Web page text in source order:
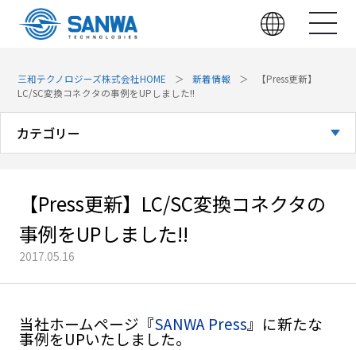
三和テクノロジーズ株式会社HOME 新着情報
【Press更新】
LC/SC変換コネクタの事例をUPしました!!
カテゴリー
お知らせ
展示会
【Press更新】LC/SC変換コネクタの
事例をUPしました!!
2017.05.16
当社ホームページ『SANWA Press』に新たな
事例をUPいたしました。